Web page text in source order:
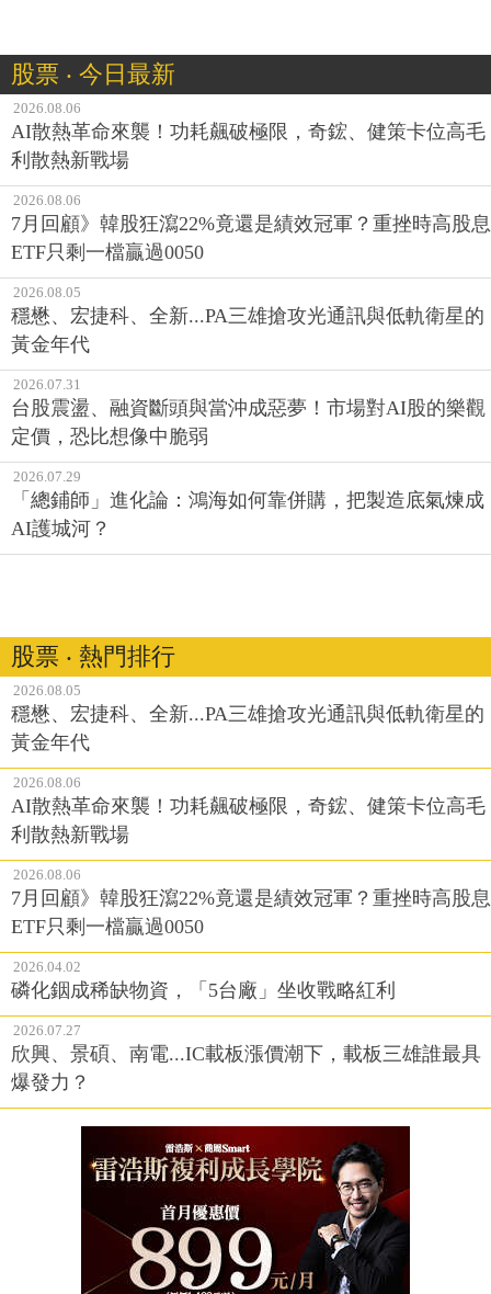
股票 ‧ 今日最新
2026.08.06
AI散熱革命來襲！功耗飆破極限，奇鋐、健策卡位高毛
利散熱新戰場
2026.08.06
7月回顧》韓股狂瀉22%竟還是績效冠軍？重挫時高股息
ETF只剩一檔贏過0050
2026.08.05
穩懋、宏捷科、全新...PA三雄搶攻光通訊與低軌衛星的
黃金年代
2026.07.31
台股震盪、融資斷頭與當沖成惡夢！市場對AI股的樂觀
定價，恐比想像中脆弱
2026.07.29
「總鋪師」進化論：鴻海如何靠併購，把製造底氣煉成
AI護城河？
股票 ‧ 熱門排行
2026.08.05
穩懋、宏捷科、全新...PA三雄搶攻光通訊與低軌衛星的
黃金年代
2026.08.06
AI散熱革命來襲！功耗飆破極限，奇鋐、健策卡位高毛
利散熱新戰場
2026.08.06
7月回顧》韓股狂瀉22%竟還是績效冠軍？重挫時高股息
ETF只剩一檔贏過0050
2026.04.02
磷化銦成稀缺物資，「5台廠」坐收戰略紅利
2026.07.27
欣興、景碩、南電...IC載板漲價潮下，載板三雄誰最具
爆發力？